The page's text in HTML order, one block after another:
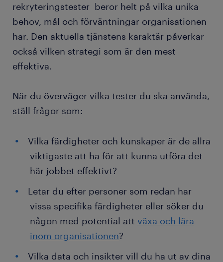
rekryteringstester beror helt på vilka unika
behov, mål och förväntningar organisationen
har. Den aktuella tjänstens karaktär påverkar
också vilken strategi som är den mest
effektiva.
När du överväger vilka tester du ska använda,
ställ frågor som:
Vilka färdigheter och kunskaper är de allra
viktigaste att ha för att kunna utföra det
här jobbet effektivt?
Letar du efter personer som redan har
vissa specifika färdigheter eller söker du
någon med potential att växa och lära
inom organisationen?
Vilka data och insikter vill du ha ut av dina